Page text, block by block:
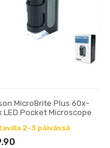
MicroBrite Plus 60x-
LED Pocket Microscope
2-3 päivässä